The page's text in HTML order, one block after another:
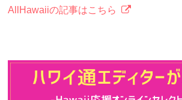
AllHawaiiの記事はこちら